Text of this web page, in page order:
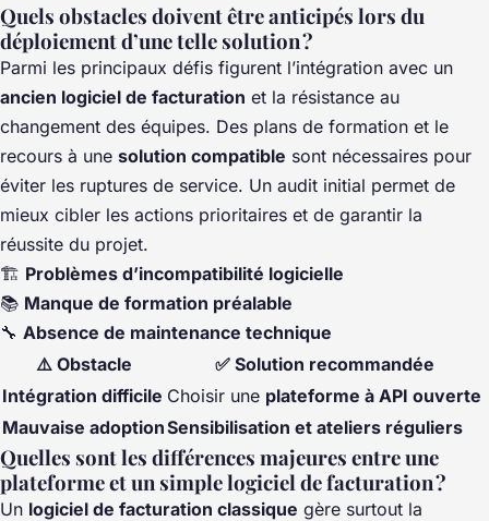
Quels obstacles doivent être anticipés lors du
déploiement d’une telle solution ?
Parmi les principaux défis figurent l’intégration avec un
ancien logiciel de facturation et la résistance au
changement des équipes. Des plans de formation et le
recours à une solution compatible sont nécessaires pour
éviter les ruptures de service. Un audit initial permet de
mieux cibler les actions prioritaires et de garantir la
réussite du projet.
🏗️ Problèmes d’incompatibilité logicielle
📚 Manque de formation préalable
🔧 Absence de maintenance technique
⚠️ Obstacle
✅ Solution recommandée
Intégration difficile Choisir une plateforme à API ouverte
Mauvaise adoptionSensibilisation et ateliers réguliers
Quelles sont les différences majeures entre une
plateforme et un simple logiciel de facturation ?
Un logiciel de facturation classique gère surtout la